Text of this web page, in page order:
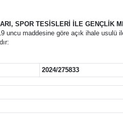
SPOR TESİSLERİ İLE
uncu maddesine göre açık ihale
2024/275833